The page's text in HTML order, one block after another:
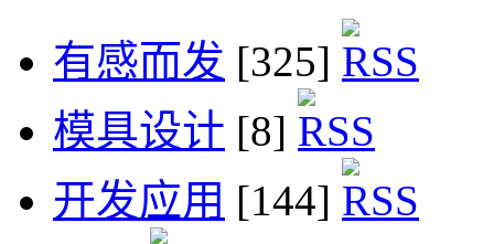
有感而发 [325]
模具设计 [8]
开发应用 [144]